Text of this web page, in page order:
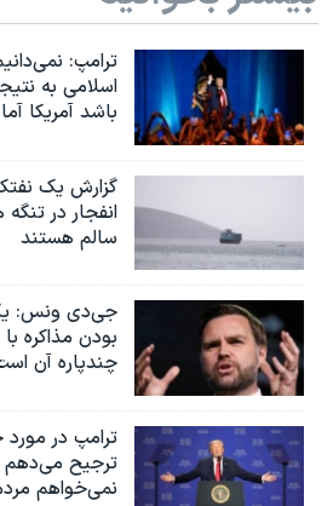
نرگس محمدی برنده جایزه نوبل صلح
همایش محافظه‌کاران آمریکا «سی‌پک»
صفحه‌های ویژه
سفر پرزیدنت ترامپ به چین
ترامپ:
اسلامی به
باشد آمریکا
گزارش یک
انفجار در
سالم هستند
جی‌دی ونس:
بودن مذاکره
چندپاره آن
ترامپ در
ترجیح می‌دهم
نمی‌خواهم